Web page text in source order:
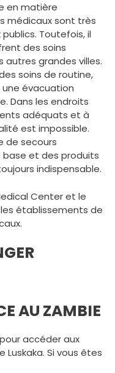
en matière
médicaux sont très
Toutefois, il
des soins
autres grandes villes.
soins de routine,
évacuation
Dans les endroits
adéquats et à
est impossible.
de secours
et des produits
indispensable.
Center et le
établissements de
AU ZAMBIE
accéder aux
Luskaka. Si vous êtes